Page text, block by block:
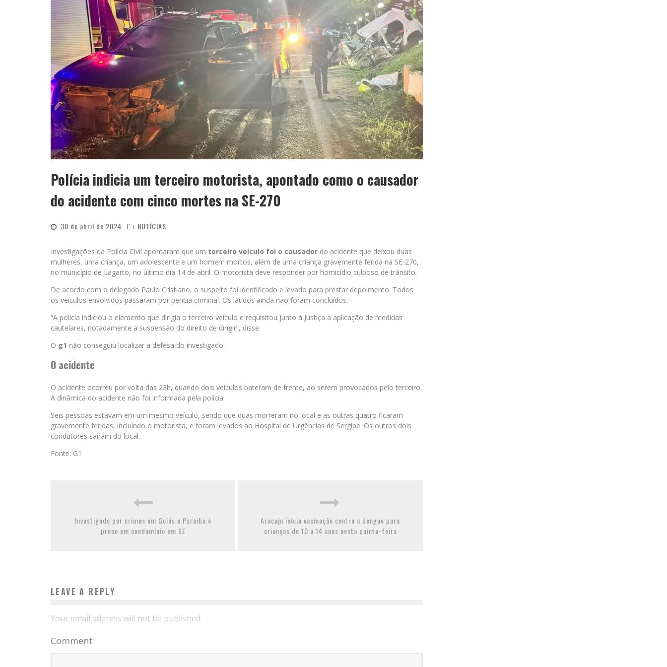
Polícia indicia um terceiro motorista, apontado como o causador
do acidente com cinco mortes na SE-270
30 de abril de 2024 NOTÍCIAS
Investigações da Polícia Civil apontaram que um terceiro veículo foi o causador do acidente que deixou duas
mulheres, uma criança, um adolescente e um homem mortos, além de uma criança gravemente ferida na SE-270,
no município de Lagarto, no último dia 14 de abril. O motorista deve responder por homicídio culposo de trânsito.
De acordo com o delegado Paulo Cristiano, o suspeito foi identificado e levado para prestar depoimento. Todos
os veículos envolvidos passaram por perícia criminal. Os laudos ainda não foram concluídos.
“A polícia indiciou o elemento que dirigia o terceiro veículo e requisitou junto à Justiça a aplicação de medidas
cautelares, notadamente a suspensão do direito de dirigir”, disse.
O g1 não conseguiu localizar a defesa do investigado.
O acidente
O acidente ocorreu por volta das 23h, quando dois veículos bateram de frente, ao serem provocados pelo terceiro.
A dinâmica do acidente não foi informada pela polícia.
Seis pessoas estavam em um mesmo veículo, sendo que duas morreram no local e as outras quatro ficaram
gravemente feridas, incluindo o motorista, e foram levados ao Hospital de Urgências de Sergipe. Os outros dois
condutores saíram do local.
Fonte: G1
Investigado por crimes em Goiás e Paraíba é
preso em condomínio em SE
Aracaju inicia vacinação contra a dengue para
crianças de 10 a 14 anos nesta quinta-feira
LEAVE A REPLY
Your email address will not be published.
Comment